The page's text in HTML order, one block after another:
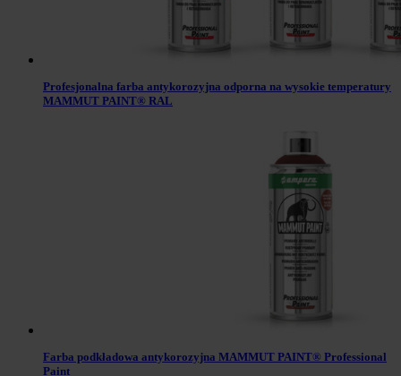
Profesjonalna farba antykorozyjna odporna na wysokie temperatury
MAMMUT PAINT® RAL
Farba podkładowa antykorozyjna MAMMUT PAINT® Professional
Paint